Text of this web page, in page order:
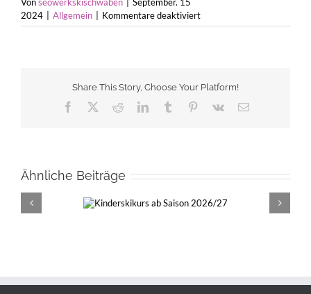
Vonseowerkskischwaben
September. 15
2024
Allgemein Kommentare deaktiviertfür
Rückblick
Plärrer
2024
Share This Story, Choose Your Platform!
Facebook RedditLinkedInTumblr Pinterest
Vk
E-
Ähnliche Beiträge
ab Saison